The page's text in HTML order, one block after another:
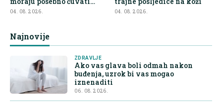
bubrege
04. 08. 2026. 04. 08. 2026.
Najnovije
ZDRAVLJE
Ako vas glava boli odmah nakon
buđenja, uzrok bi vas mogao
iznenaditi
06. 08. 2026.